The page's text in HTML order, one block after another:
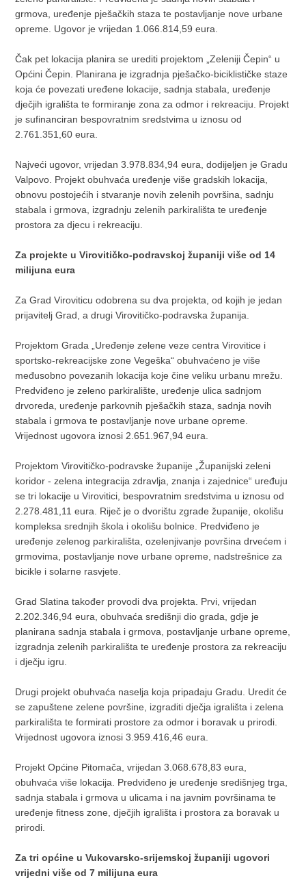
grmova, uređenje pješačkih staza te postavljanje nove urbane
opreme. Ugovor je vrijedan 1.066.814,59 eura.
Čak pet lokacija planira se urediti projektom „Zeleniji Čepin“ u
Općini Čepin. Planirana je izgradnja pješačko-biciklističke staze
koja će povezati uređene lokacije, sadnja stabala, uređenje
dječjih igrališta te formiranje zona za odmor i rekreaciju. Projekt
je sufinanciran bespovratnim sredstvima u iznosu od
2.761.351,60 eura.
Najveći ugovor, vrijedan 3.978.834,94 eura, dodijeljen je Gradu
Valpovo. Projekt obuhvaća uređenje više gradskih lokacija,
obnovu postojećih i stvaranje novih zelenih površina, sadnju
stabala i grmova, izgradnju zelenih parkirališta te uređenje
prostora za djecu i rekreaciju.
Za projekte u Virovitičko-podravskoj županiji više od 14
milijuna eura
Za Grad Viroviticu odobrena su dva projekta, od kojih je jedan
prijavitelj Grad, a drugi Virovitičko-podravska županija.
Projektom Grada „Uređenje zelene veze centra Virovitice i
sportsko-rekreacijske zone Vegeška“ obuhvaćeno je više
međusobno povezanih lokacija koje čine veliku urbanu mrežu.
Predviđeno je zeleno parkiralište, uređenje ulica sadnjom
drvoreda, uređenje parkovnih pješačkih staza, sadnja novih
stabala i grmova te postavljanje nove urbane opreme.
Vrijednost ugovora iznosi 2.651.967,94 eura.
Projektom Virovitičko-podravske županije „Županijski zeleni
koridor - zelena integracija zdravlja, znanja i zajednice“ uređuju
se tri lokacije u Virovitici, bespovratnim sredstvima u iznosu od
2.278.481,11 eura. Riječ je o dvorištu zgrade županije, okolišu
kompleksa srednjih škola i okolišu bolnice. Predviđeno je
uređenje zelenog parkirališta, ozelenjivanje površina drvećem i
grmovima, postavljanje nove urbane opreme, nadstrešnice za
bicikle i solarne rasvjete.
Grad Slatina također provodi dva projekta. Prvi, vrijedan
2.202.346,94 eura, obuhvaća središnji dio grada, gdje je
planirana sadnja stabala i grmova, postavljanje urbane opreme,
izgradnja zelenih parkirališta te uređenje prostora za rekreaciju
i dječju igru.
Drugi projekt obuhvaća naselja koja pripadaju Gradu. Uredit će
se zapuštene zelene površine, izgraditi dječja igrališta i zelena
parkirališta te formirati prostore za odmor i boravak u prirodi.
Vrijednost ugovora iznosi 3.959.416,46 eura.
Projekt Općine Pitomača, vrijedan 3.068.678,83 eura,
obuhvaća više lokacija. Predviđeno je uređenje središnjeg trga,
sadnja stabala i grmova u ulicama i na javnim površinama te
uređenje fitness zone, dječjih igrališta i prostora za boravak u
prirodi.
Za tri općine u Vukovarsko-srijemskoj županiji ugovori
vrijedni više od 7 milijuna eura